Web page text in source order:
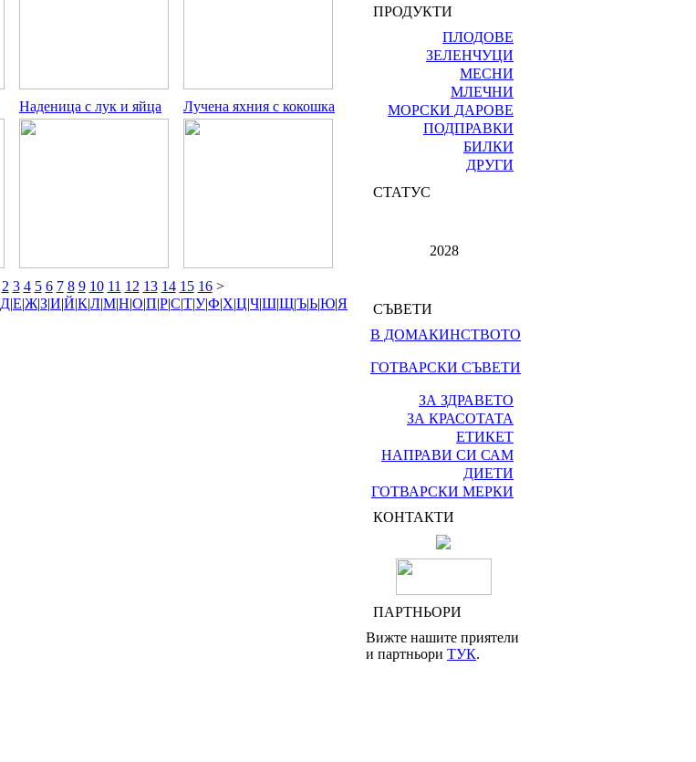
Наденица с лук и яйца Лучена яхния с кокошка
2 3 4 5 6 7 8 9 10 11 12 13 14 15 16>
Д|Е|Ж|З|И|Й|К|Л|М|Н|О|П|Р|С|Т|У|Ф|Х|Ц|Ч|Ш|Щ|Ъ|Ь|Ю|Я
ПРОДУКТИ
ПЛОДОВЕ
ЗЕЛЕНЧУЦИ
МЕСНИ
МЛЕЧНИ
МОРСКИ ДАРОВЕ
ПОДПРАВКИ
БИЛКИ
ДРУГИ
СТАТУС
2028
СЪВЕТИ
В ДОМАКИНСТВОТО
ГОТВАРСКИ СЪВЕТИ
ЗА ЗДРАВЕТО
ЗА КРАСОТАТА
ЕТИКЕТ
НАПРАВИ СИ САМ
ДИЕТИ
ГОТВАРСКИ МЕРКИ
КОНТАКТИ
ПАРТНЬОРИ
Вижте нашите приятели
и партньори ТУК.